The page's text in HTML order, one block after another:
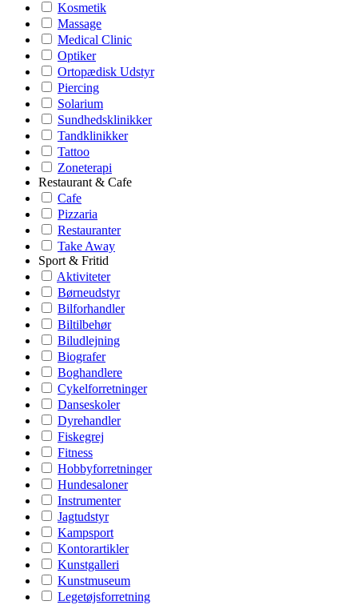
Kosmetik
Massage
Medical Clinic
Optiker
Ortopædisk Udstyr
Piercing
Solarium
Sundhedsklinikker
Tandklinikker
Tattoo
Zoneterapi
Restaurant & Cafe
Cafe
Pizzaria
Restauranter
Take Away
Sport & Fritid
Aktiviteter
Børneudstyr
Bilforhandler
Biltilbehør
Biludlejning
Biografer
Boghandlere
Cykelforretninger
Danseskoler
Dyrehandler
Fiskegrej
Fitness
Hobbyforretninger
Hundesaloner
Instrumenter
Jagtudstyr
Kampsport
Kontorartikler
Kunstgalleri
Kunstmuseum
Legetøjsforretning